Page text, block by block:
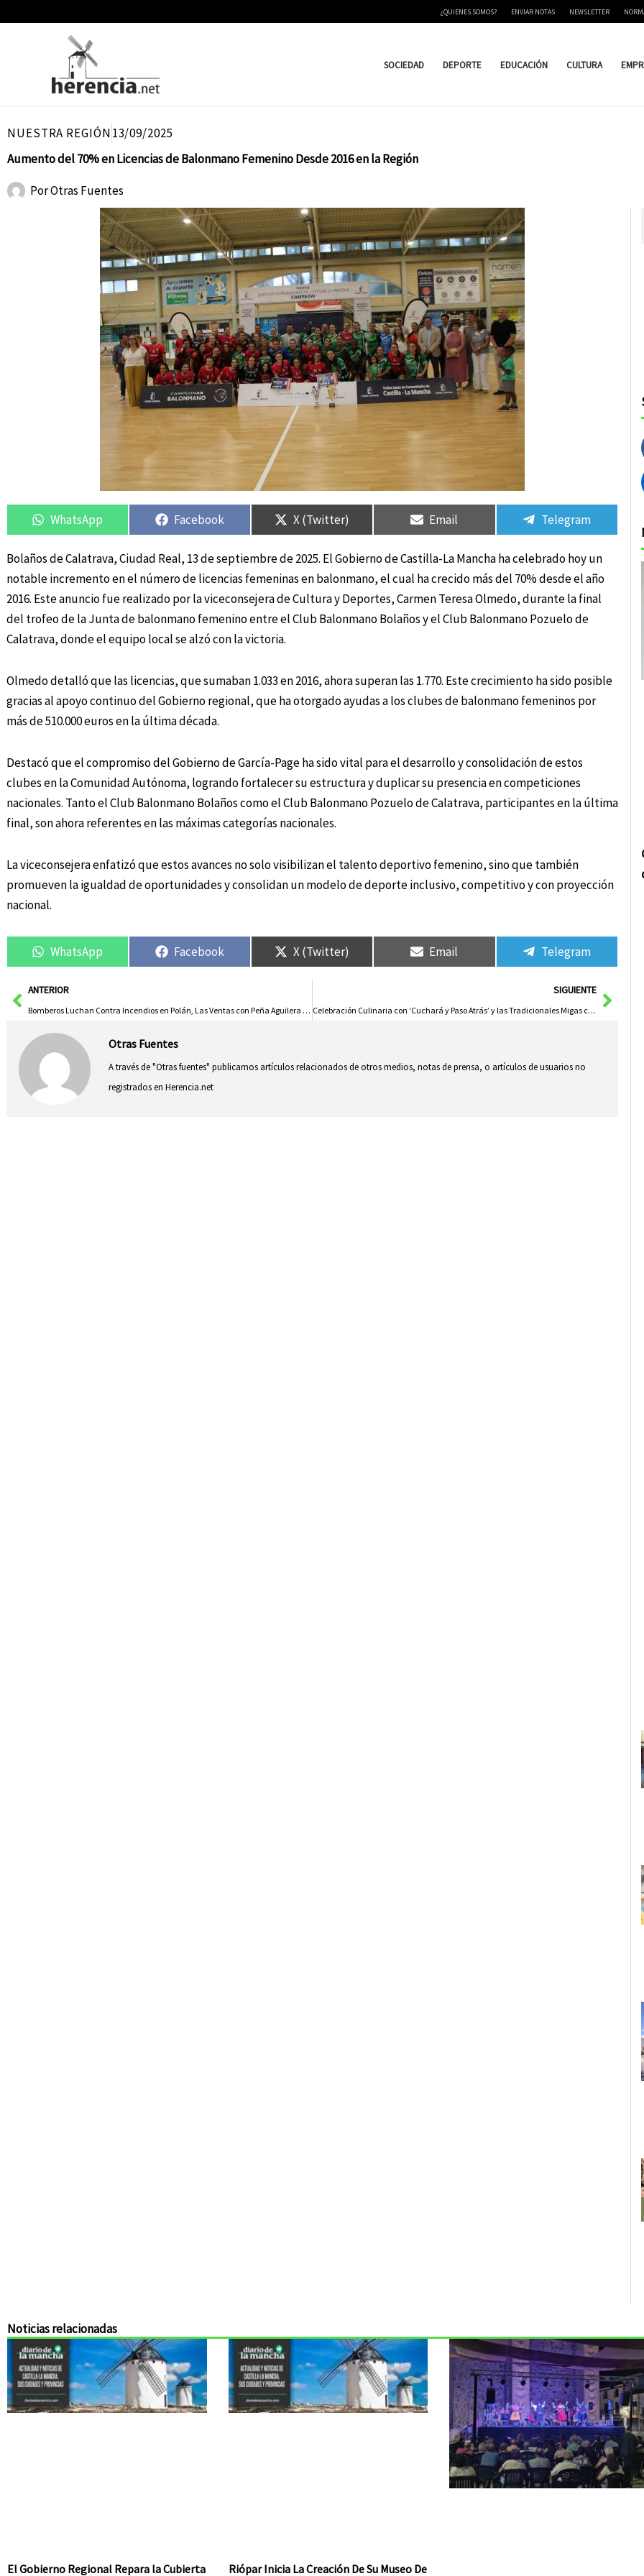
¿QUIENES SOMOS? ENVIAR NOTAS NEWSLETTER
SOCIEDAD DEPORTE EDUCACIÓN CULTURA
NUESTRA REGIÓN13/09/2025
Aumento del 70% en Licencias de Balonmano Femenino Desde 2016 en la Región
PorOtras Fuentes
Compartir
en
WhatsApp
Compartir
en
Facebook
Compartir
en
X (Twitter)
Compartir
en
Email
en
Telegram
Bolaños de Calatrava, Ciudad Real, 13 de septiembre de 2025. El Gobierno de Castilla-La Mancha ha celebrado hoy un
notable incremento en el número de licencias femeninas en balonmano, el cual ha crecido más del 70% desde el año
2016. Este anuncio fue realizado por la viceconsejera de Cultura y Deportes, Carmen Teresa Olmedo, durante la final
del trofeo de la Junta de balonmano femenino entre el Club Balonmano Bolaños y el Club Balonmano Pozuelo de
Calatrava, donde el equipo local se alzó con la victoria.
Olmedo detalló que las licencias, que sumaban 1.033 en 2016, ahora superan las 1.770. Este crecimiento ha sido posible
gracias al apoyo continuo del Gobierno regional, que ha otorgado ayudas a los clubes de balonmano femeninos por
más de 510.000 euros en la última década.
Destacó que el compromiso del Gobierno de García-Page ha sido vital para el desarrollo y consolidación de estos
clubes en la Comunidad Autónoma, logrando fortalecer su estructura y duplicar su presencia en competiciones
nacionales. Tanto el Club Balonmano Bolaños como el Club Balonmano Pozuelo de Calatrava, participantes en la última
final, son ahora referentes en las máximas categorías nacionales.
La viceconsejera enfatizó que estos avances no solo visibilizan el talento deportivo femenino, sino que también
promueven la igualdad de oportunidades y consolidan un modelo de deporte inclusivo, competitivo y con proyección
nacional.
Compartir
en
WhatsApp
Compartir
en
Facebook
Compartir
en
X (Twitter)
Compartir
en
Email
en
Telegram
AntANTERIOR
Bomberos Luchan Contra Incendios en Polán, Las Ventas con Peña Aguilera y Torrecuadrada de los Valles
SIGUIENTE
Celebración Culinaria con ‘Cuchará y Paso Atrás’ y las Tradicionales Migas como Protagonistas
Otras Fuentes
A través de "Otras fuentes" publicamos artículos relacionados de otros medios, notas de prensa, o artículos de usuarios no
registrados en Herencia.net
Noticias relacionadas
El Gobierno Regional Repara la Cubierta Riópar Inicia La Creación De Su Museo De